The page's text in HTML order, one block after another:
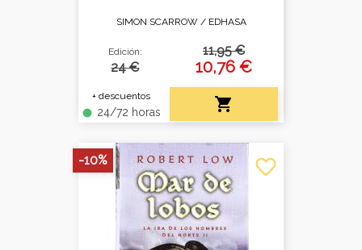
SIMON SCARROW / EDHASA
Edición:
24 €
+ descuentos
fiber_manual_record 24/72 horas
11,95 €
10,76 €

favorite_border
-10%